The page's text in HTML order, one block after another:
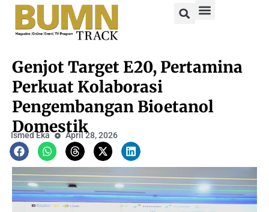
Genjot Target E20, Pertamina
Perkuat Kolaborasi
Pengembangan Bioetanol
Domestik
Ismed Eka April 28, 2026